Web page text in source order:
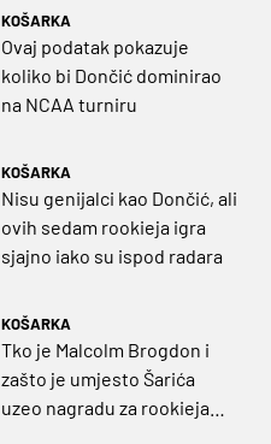
KOŠARKA
Ovaj podatak pokazuje
koliko bi Dončić dominirao
na NCAA turniru
KOŠARKA
Nisu genijalci kao Dončić, ali
ovih sedam rookieja igra
sjajno iako su ispod radara
KOŠARKA
Tko je Malcolm Brogdon i
zašto je umjesto Šarića
uzeo nagradu za rookieja